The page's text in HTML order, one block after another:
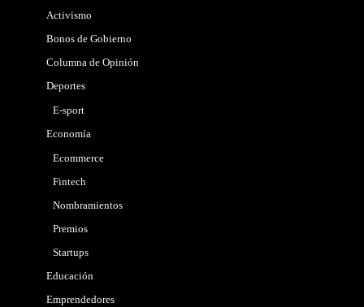
Activismo
Bonos de Gobierno
Columna de Opinión
Deportes
E-sport
Economía
Ecommerce
Fintech
Nombramientos
Premios
Startups
Educación
Emprendedores